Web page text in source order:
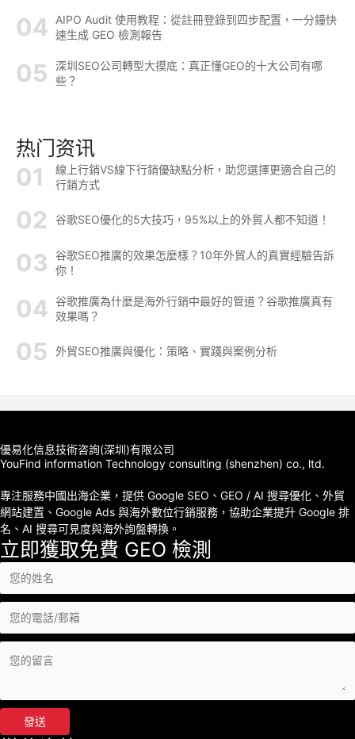
AIPO Audit 使用教程：從註冊登錄到四步配置，一分鐘快
速生成 GEO 檢測報告
深圳SEO公司轉型大摸底：真正懂GEO的十大公司有哪
些？
热门资讯
線上行銷VS線下行銷優缺點分析，助您選擇更適合自己的
行銷方式
谷歌SEO優化的5大技巧，95%以上的外貿人都不知道！
谷歌SEO推廣的效果怎麼樣？10年外貿人的真實經驗告訴
你！
谷歌推廣為什麼是海外行銷中最好的管道？谷歌推廣真有
效果嗎？
外貿SEO推廣與優化：策略、實踐與案例分析
優易化信息技術咨詢(深圳)有限公司
YouFind information Technology consulting (shenzhen) co., ltd.
專注服務中國出海企業，提供 Google SEO、GEO / AI 搜尋優化、外貿
網站建置、Google Ads 與海外數位行銷服務，協助企業提升 Google 排
名、AI 搜尋可見度與海外詢盤轉換。
立即獲取免費 GEO 檢測
發送